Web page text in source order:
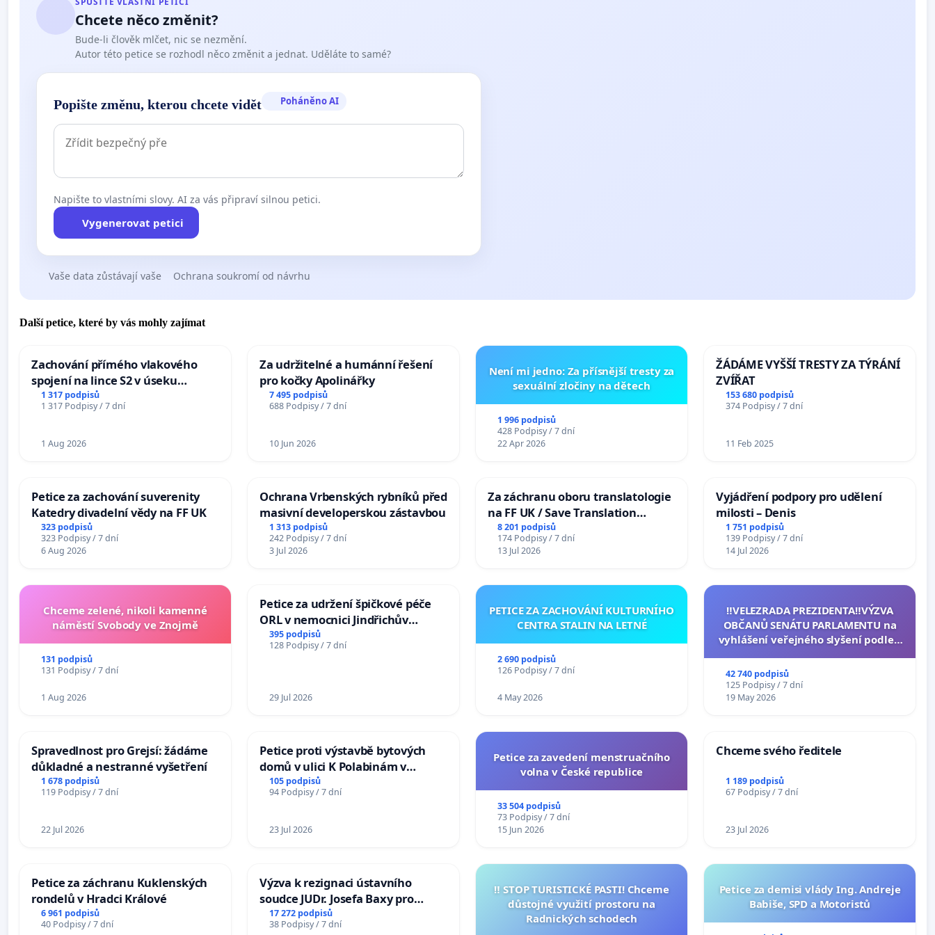
Chcete něco změnit?
Bude-li člověk mlčet, nic se nezmění.
Autor této petice se rozhodl něco změnit a jednat. Uděláte to samé?
Popište změnu, kterou chcete vidět Poháněno AI
Napište to vlastními slovy. AI za vás připraví silnou petici.
Vygenerovat petici
Vaše data zůstávají vaše Ochrana soukromí od návrhu
Další petice, které by vás mohly zajímat
Zachování přímého vlakového
spojení na lince S2 v úseku
Ostrava – Bohumín – Karviná –
Mosty u Jablunkova
1 317 podpisů
1 317 Podpisy / 7 dní
1 Aug 2026
Za udržitelné a humánní řešení
pro kočky Apolinářky
7 495 podpisů
688 Podpisy / 7 dní
10 Jun 2026
Není mi jedno: Za přísnější tresty za
sexuální zločiny na dětech
1 996 podpisů
428 Podpisy / 7 dní
22 Apr 2026
ŽÁDÁME VYŠŠÍ TRESTY ZA TÝRÁNÍ
ZVÍŘAT
153 680 podpisů
374 Podpisy / 7 dní
11 Feb 2025
Petice za zachování suverenity
Katedry divadelní vědy na FF UK
323 podpisů
323 Podpisy / 7 dní
6 Aug 2026
Ochrana Vrbenských rybníků před
masivní developerskou zástavbou
1 313 podpisů
242 Podpisy / 7 dní
3 Jul 2026
Za záchranu oboru translatologie
na FF UK / Save Translation
Studies at the Faculty of Arts,
Charles University
8 201 podpisů
174 Podpisy / 7 dní
13 Jul 2026
Vyjádření podpory pro udělení
milosti – Denis
1 751 podpisů
139 Podpisy / 7 dní
14 Jul 2026
Chceme zelené, nikoli kamenné
náměstí Svobody ve Znojmě
131 podpisů
131 Podpisy / 7 dní
1 Aug 2026
Petice za udržení špičkové péče
ORL v nemocnici Jindřichův
Hradec
395 podpisů
128 Podpisy / 7 dní
29 Jul 2026
PETICE ZA ZACHOVÁNÍ KULTURNÍHO
CENTRA STALIN NA LETNÉ
2 690 podpisů
126 Podpisy / 7 dní
4 May 2026
‼️VELEZRADA PREZIDENTA‼️VÝZVA
OBČANŮ SENÁTU PARLAMENTU na
vyhlášení veřejného slyšení podle §
na přijetí usnesení k podání ústavní
žaloby na prezidenta republiky
42 740 podpisů
125 Podpisy / 7 dní
19 May 2026
Spravedlnost pro Grejsí: žádáme
důkladné a nestranné vyšetření
1 678 podpisů
119 Podpisy / 7 dní
22 Jul 2026
Petice proti výstavbě bytových
domů v ulici K Polabinám v
Pardubicích
105 podpisů
94 Podpisy / 7 dní
23 Jul 2026
Petice za zavedení menstruačního
volna v České republice
33 504 podpisů
73 Podpisy / 7 dní
15 Jun 2026
Chceme svého ředitele
1 189 podpisů
67 Podpisy / 7 dní
23 Jul 2026
Petice za záchranu Kuklenských
rondelů v Hradci Králové
6 961 podpisů
40 Podpisy / 7 dní
Výzva k rezignaci ústavního
soudce JUDr. Josefa Baxy pro
ohrožení důvěry ve spravedlivý
proces
17 272 podpisů
38 Podpisy / 7 dní
‼️ STOP TURISTICKÉ PASTI! Chceme
důstojné využití prostoru na
Radnických schodech
Petice za demisi vlády Ing. Andreje
Babiše, SPD a Motoristů